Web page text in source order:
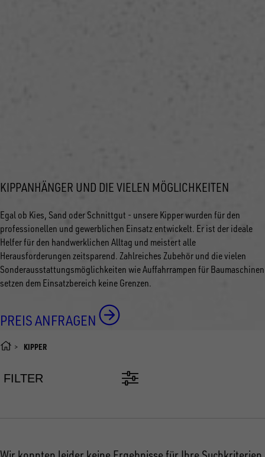
KIPPANHÄNGER UND DIE VIELEN MÖGLICHKEITEN
Egal ob Kies, Sand oder Schnittgut - unsere Kipper wurden für den
professionellen und gewerblichen Einsatz entwickelt. Er ist der ideale
Helfer für den handwerklichen Alltag und meistert alle
Herausforderungen zeitsparend. Zahlreiches Zubehör und die vielen
Sonderausstattungsmöglichkeiten wie Auffahrrampen für Baumaschinen
setzen dem Einsatzbereich keine Grenzen.
PREIS ANFRAGEN
KIPPER
FILTER